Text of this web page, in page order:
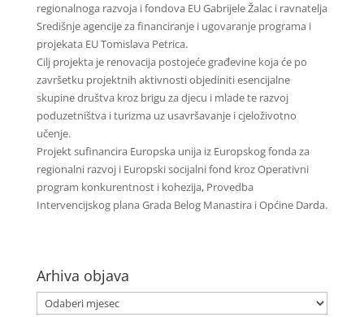
regionalnoga razvoja i fondova EU Gabrijele Žalac i ravnatelja
Središnje agencije za financiranje i ugovaranje programa i
projekata EU Tomislava Petrica.
Cilj projekta je renovacija postojeće građevine koja će po
završetku projektnih aktivnosti objediniti esencijalne
skupine društva kroz brigu za djecu i mlade te razvoj
poduzetništva i turizma uz usavršavanje i cjeloživotno
učenje.
Projekt sufinancira Europska unija iz Europskog fonda za
regionalni razvoj i Europski socijalni fond kroz Operativni
program konkurentnost i kohezija, Provedba
Intervencijskog plana Grada Belog Manastira i Općine Darda.
Arhiva objava